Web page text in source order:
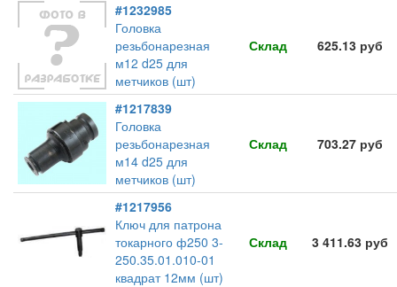
#1232985
Головка
резьбонарезная
м12 d25 для
метчиков (шт)
Склад 625.13 руб
#1217839
Головка
резьбонарезная
м14 d25 для
метчиков (шт)
Склад 703.27 руб
#1217956
Ключ для патрона
токарного ф250 3-
250.35.01.010-01
квадрат 12мм (шт)
Склад 3 411.63 руб